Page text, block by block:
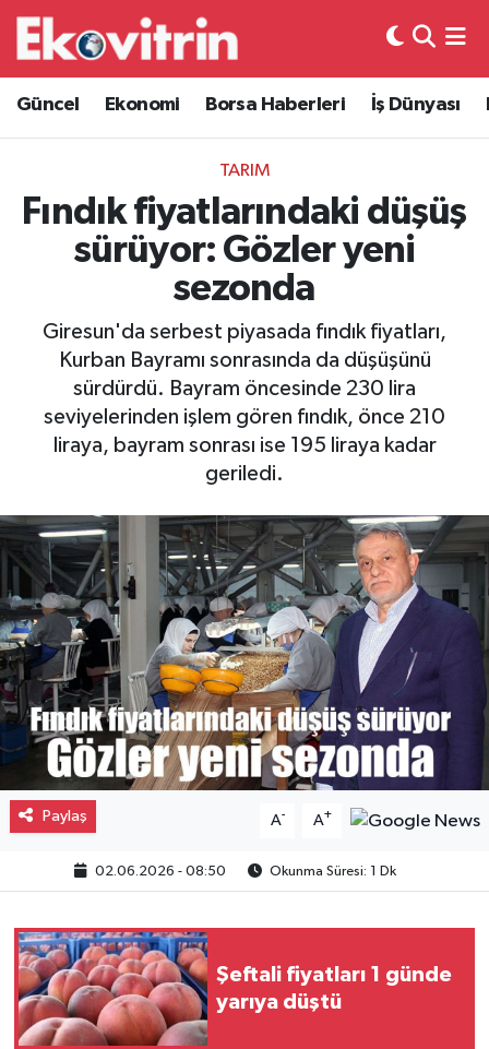
Güncel Ekonomi Borsa Haberleri İş Dünyası
TARIM
Fındık fiyatlarındaki düşüş
sürüyor: Gözler yeni
sezonda
Giresun'da serbest piyasada fındık fiyatları,
Kurban Bayramı sonrasında da düşüşünü
sürdürdü. Bayram öncesinde 230 lira
seviyelerinden işlem gören fındık, önce 210
liraya, bayram sonrası ise 195 liraya kadar
geriledi.
Paylaş A- A+
02.06.2026 - 08:50 Okunma Süresi: 1 Dk
Şeftali fiyatları 1 günde
yarıya düştü
Güncel
Ekonomi
Borsa Haberleri
İş Dünyası
Otovitrin
Asayiş
Gayrimenkul
Spor
Eğitim
Hava Durumu
Trafik Durumu
Süper Lig Puan Durumu ve Fikstür
Tüm Manşetler
Son Dakika Haberleri
Haber Arşivi